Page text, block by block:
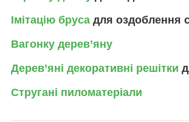
Імітацію бруса для оздоблення
Вагонку дерев’яну
Дерев’яні декоративні решітки
Стругані пиломатеріали